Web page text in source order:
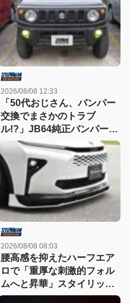
2026/08/08 12:33
「50代おじさん、バンパー
交換でまさかのトラブ
ル!?」JB64純正バンパー流
用に挑戦したら、センサー
エラーも体験（涙）
2026/08/08 08:03
腰高感を抑えたハーフエア
ロで「重厚な刺激的フォル
ムへと昇華」スタイリッシ
ュなエステートを構築